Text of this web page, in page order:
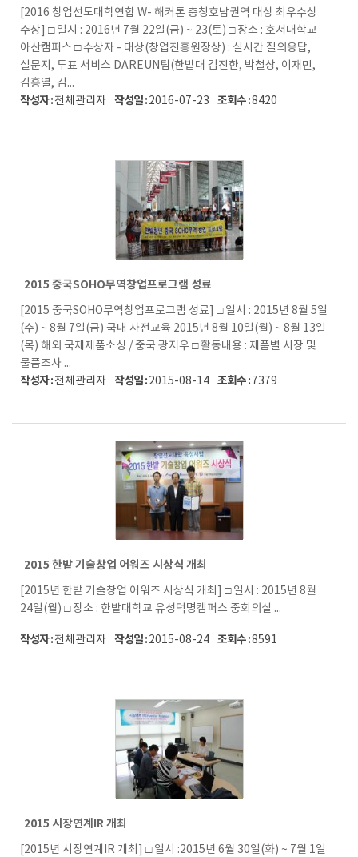
[2016 창업선도대학연합 W- 해커톤 충청호남권역 대상 최우수상
수상] □ 일시 : 2016년 7월 22일(금) ~ 23(토) □ 장소 : 호서대학교
아산캠퍼스 □ 수상자 - 대상(창업진흥원장상) : 실시간 질의응답,
설문지, 투표 서비스 DAREUN팀(한밭대 김진한, 박철상, 이재민,
김흥열, 김...
작성자 :전체관리자 작성일 :2016-07-23 조회수 :8420
2015 중국SOHO무역창업프로그램 성료
[2015 중국SOHO무역창업프로그램 성료] □ 일시 : 2015년 8월 5일
(수) ~ 8월 7일(금) 국내 사전교육 2015년 8월 10일(월) ~ 8월 13일
(목) 해외 국제제품소싱 / 중국 광저우 □ 활동내용 : 제품별 시장 및
물품조사 ...
작성자 :전체관리자 작성일 :2015-08-14 조회수 : 7379
2015 한밭 기술창업 어워즈 시상식 개최
[2015년 한밭 기술창업 어워즈 시상식 개최] □ 일시 : 2015년 8월
24일(월) □ 장소 : 한밭대학교 유성덕명캠퍼스 중회의실 ...
작성자 :전체관리자 작성일 :2015-08-24 조회수 :8591
2015 시장연계IR 개최
[2015년 시장연계IR 개최] □ 일시 :2015년 6월 30일(화) ~ 7월 1일